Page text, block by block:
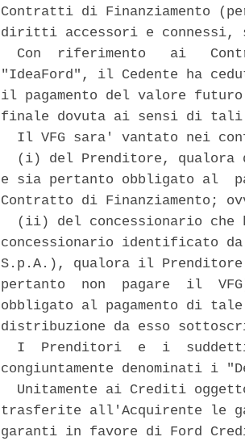
Contratti di Finanziamento
diritti accessori e
Con  riferimento   ai
"IdeaFord", il Cedente ha
il pagamento del valore
finale dovuta ai sensi di
Il VFG sara' vantato nei
(i) del Prenditore, qualora
e sia pertanto obbligato al
Contratto di Finanziamento;
(ii) del concessionario che
concessionario identificato
S.p.A.), qualora il
pertanto  non  pagare  il
obbligato al pagamento di
distribuzione da esso
I  Prenditori  e  i
congiuntamente denominati i
Unitamente ai Crediti
trasferite all'Acquirente le
garanti in favore di Ford